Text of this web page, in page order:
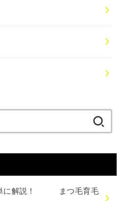
索:
単に解説！ まつ毛育毛